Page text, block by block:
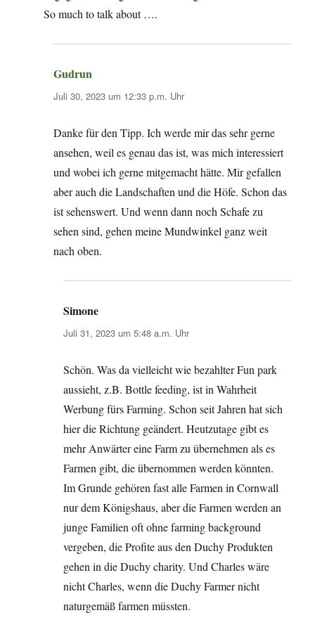
So much to talk about ….
Gudrun
Juli 30, 2023 um 12:33 p.m. Uhr
Danke für den Tipp. Ich werde mir das sehr gerne
ansehen, weil es genau das ist, was mich interessiert
und wobei ich gerne mitgemacht hätte. Mir gefallen
aber auch die Landschaften und die Höfe. Schon das
ist sehenswert. Und wenn dann noch Schafe zu
sehen sind, gehen meine Mundwinkel ganz weit
nach oben.
Simone
Juli 31, 2023 um 5:48 a.m. Uhr
Schön. Was da vielleicht wie bezahlter Fun park
aussieht, z.B. Bottle feeding, ist in Wahrheit
Werbung fürs Farming. Schon seit Jahren hat sich
hier die Richtung geändert. Heutzutage gibt es
mehr Anwärter eine Farm zu übernehmen als es
Farmen gibt, die übernommen werden könnten.
Im Grunde gehören fast alle Farmen in Cornwall
nur dem Königshaus, aber die Farmen werden an
junge Familien oft ohne farming background
vergeben, die Profite aus den Duchy Produkten
gehen in die Duchy charity. Und Charles wäre
nicht Charles, wenn die Duchy Farmer nicht
naturgemäß farmen müssten.